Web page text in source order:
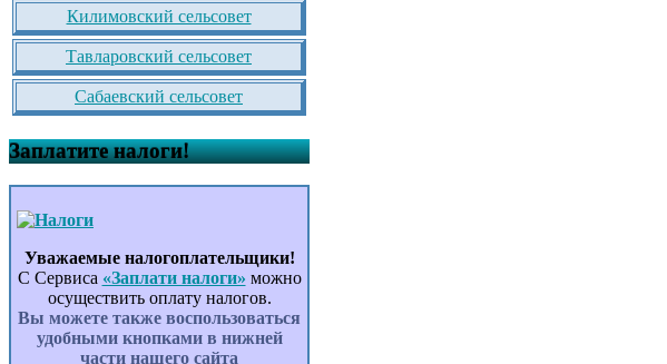
Килимовский сельсовет
Тавларовский сельсовет
Сабаевский сельсовет
Заплатите налоги!
Уважаемые налогоплательщики!
С Сервиса «Заплати налоги» можно
осуществить оплату налогов.
Вы можете также воспользоваться
удобными кнопками в нижней
части нашего сайта